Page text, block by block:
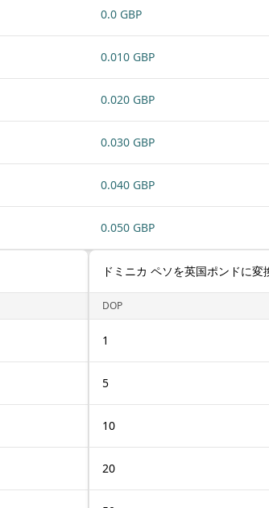
0.0 GBP
0.010 GBP
0.020 GBP
0.030 GBP
0.040 GBP
0.050 GBP
ドミニカ ペソを英国ポンドに変
DOP
1
5
10
20